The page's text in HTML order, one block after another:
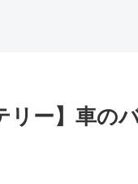
リー】車の